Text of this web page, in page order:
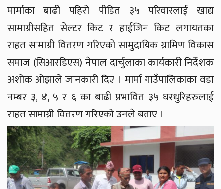
मार्माका बाढी पहिरो पीडित ३५ परिवारलाई खाद्य
सामाग्रीसहित सेल्टर किट र हाईजिन किट लगायतका
राहत सामाग्री वितरण गरिएको सामुदायिक ग्रामिण विकास
समाज (सिआरडिएस) नेपाल दार्चुलाका कार्यकारी निर्देशक
अशोक ओझाले जानकारी दिए । मार्मा गाउँपालिकाका वडा
नम्बर ३, ४, ५ र ६ का बाढी प्रभावित ३५ घरधुरिहरुलाई
राहत सामाग्री वितरण गरिएको उनले बताए ।